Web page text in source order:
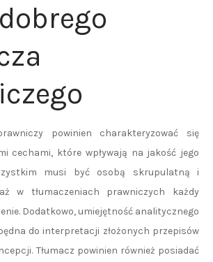
powinien charakteryzować się
cechami, które wpływają na jakość jego
musi być osobą skrupulatną i
w tłumaczeniach prawniczych każdy
Dodatkowo, umiejętność analitycznego
do interpretacji złożonych przepisów
Tłumacz powinien również posiadać